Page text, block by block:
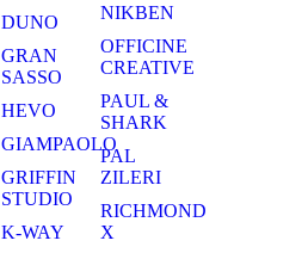
DUNO
GRAN
SASSO
HEVO
GIAMPAOLO
GRIFFIN
STUDIO
K-WAY
NIKBEN
OFFICINE
CREATIVE
PAUL &
SHARK
PAL
ZILERI
RICHMOND
X